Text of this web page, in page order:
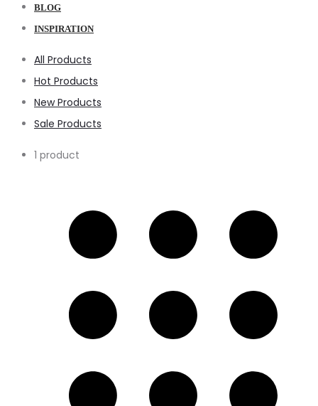
BLOG
INSPIRATION
All Products
Hot Products
New Products
Sale Products
1 product